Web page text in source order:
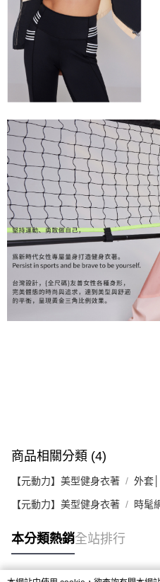
商品相關分類 (4)
【元動力】美型健身衣著 外套
【元動力】美型健身衣著 時髦
本分類熱銷全站排行